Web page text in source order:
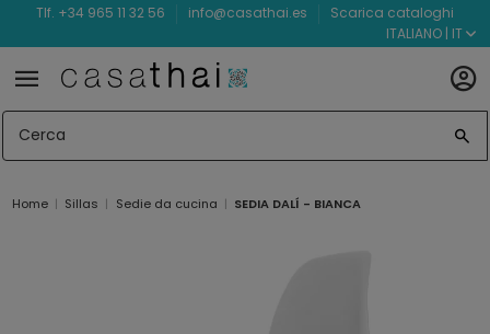
Tlf. +34 965 11 32 56 info@casathai.es
Scarica cataloghi
ITALIANO | IT
Home Sillas Sedie da cucina SEDIA DALÍ - BIANCA